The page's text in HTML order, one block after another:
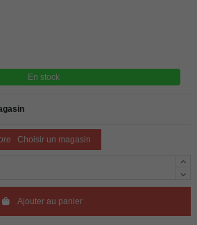
En stock
Choisir un magasin
Ajouter au panier